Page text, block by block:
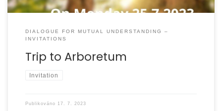
DIALOGUE FOR MUTUAL UNDERSTANDING –
INVITATIONS
Trip to Arboretum
Invitation
Publikováno 17. 7. 2023